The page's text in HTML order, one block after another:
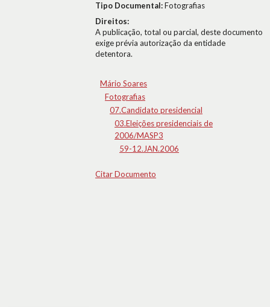
Tipo Documental:Fotografias
Direitos:
A publicação, total ou parcial, deste documento
exige prévia autorização da entidade
detentora.
Mário Soares
Fotografias
07.Candidato presidencial
03.Eleições presidenciais de
2006/MASP3
59-12.JAN.2006
Citar Documento